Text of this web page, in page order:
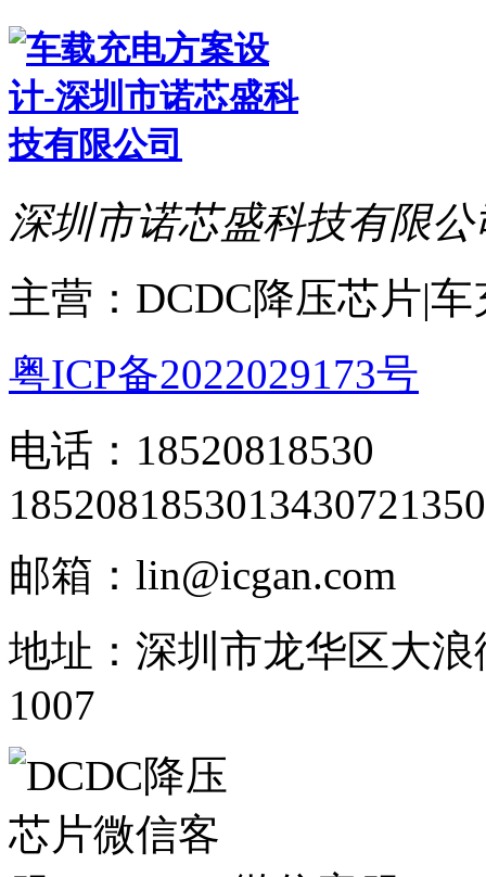
深圳市诺芯盛科技有限公
主营：DCDC降压芯片|
粤ICP备2022029173号
电话：18520818530
1852081853013430721350
邮箱：lin@icgan.com
地址：深圳市龙华区大
1007